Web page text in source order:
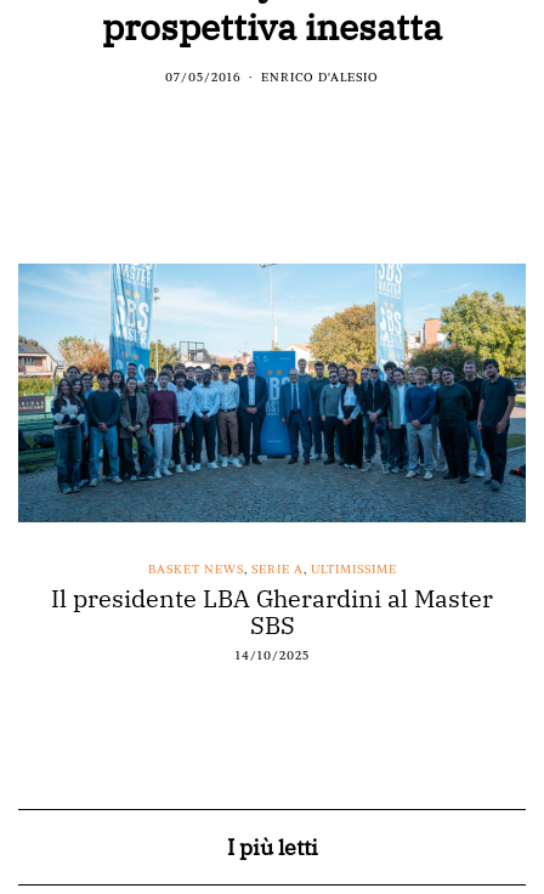
prospettiva inesatta
07/05/2016 ENRICO D'ALESIO
BASKET NEWS, SERIE A, ULTIMISSIME
Il presidente LBA Gherardini al Master
SBS
14/10/2025
I più letti